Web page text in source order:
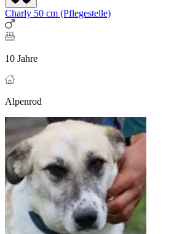
Charly 50 cm (Pflegestelle)
10 Jahre
Alpenrod